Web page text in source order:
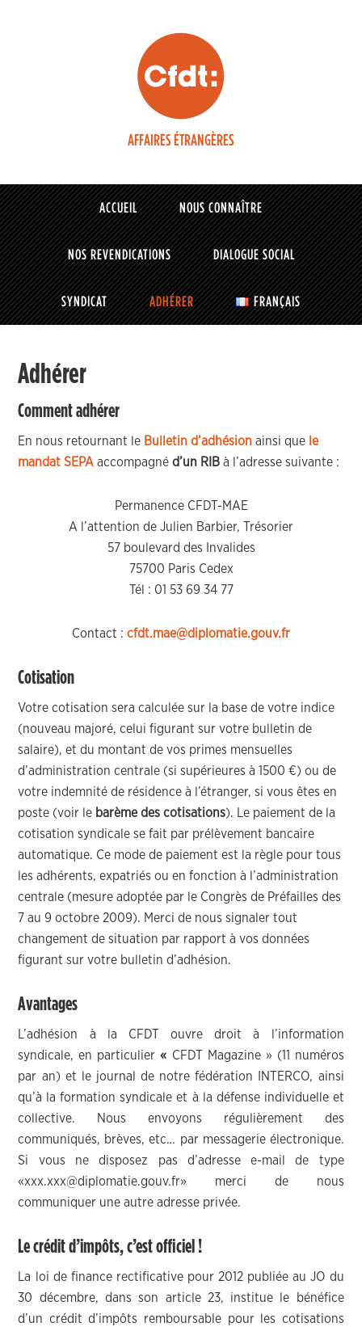
AFFAIRES ÉTRANGÈRES
ACCUEIL NOUS CONNAÎTRE
NOS REVENDICATIONS DIALOGUE SOCIAL
SYNDICAT ADHÉRER FRANÇAIS
Adhérer
Comment adhérer
En nous retournant le Bulletin d’adhésionainsi que le
mandat SEPA accompagné d’un RIB à l’adresse suivante :
Permanence CFDT-MAE
A l’attention de Julien Barbier, Trésorier
57 boulevard des Invalides
75700 Paris Cedex
Tél : 01 53 69 34 77
Contact : cfdt.mae@diplomatie.gouv.fr
Cotisation
Votre cotisation sera calculée sur la base de votre indice
(nouveau majoré, celui figurant sur votre bulletin de
salaire), et du montant de vos primes mensuelles
d’administration centrale (si supérieures à 1500 €) ou de
votre indemnité de résidence à l’étranger, si vous êtes en
poste (voir le barème des cotisations). Le paiement de la
cotisation syndicale se fait par prélèvement bancaire
automatique. Ce mode de paiement est la règle pour tous
les adhérents, expatriés ou en fonction à l’administration
centrale (mesure adoptée par le Congrès de Préfailles des
7 au 9 octobre 2009). Merci de nous signaler tout
changement de situation par rapport à vos données
figurant sur votre bulletin d’adhésion.
Avantages
L’adhésion à la CFDT ouvre droit à l’information
syndicale, en particulier« CFDT Magazine » (11 numéros
par an) et le journal de notre fédération INTERCO, ainsi
qu’à la formation syndicale et à la défense individuelle et
collective. Nous envoyons régulièrement des
communiqués, brèves, etc… par messagerie électronique.
Si vous ne disposez pas d’adresse e-mail de type
«xxx.xxx@diplomatie.gouv.fr» merci de nous
communiquer une autre adresse privée.
Le crédit d’impôts, c’est officiel !
La loi de finance rectificative pour 2012 publiée au JO du
30 décembre, dans son article 23, institue le bénéfice
d’un crédit d’impôts remboursable pour les cotisations